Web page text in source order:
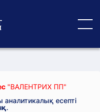
"ВАЛЕНТРИХ ПП"
аналитикалық есепті
.